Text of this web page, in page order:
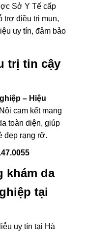
Sở Y Tế cấp
trợ điều trị mụn,
uy tín, đảm bảo
trị tin cậy
– Hiệu
cam kết mang
toàn diện, giúp
đẹp rạng rỡ.
khám da
tại
uy tín tại Hà